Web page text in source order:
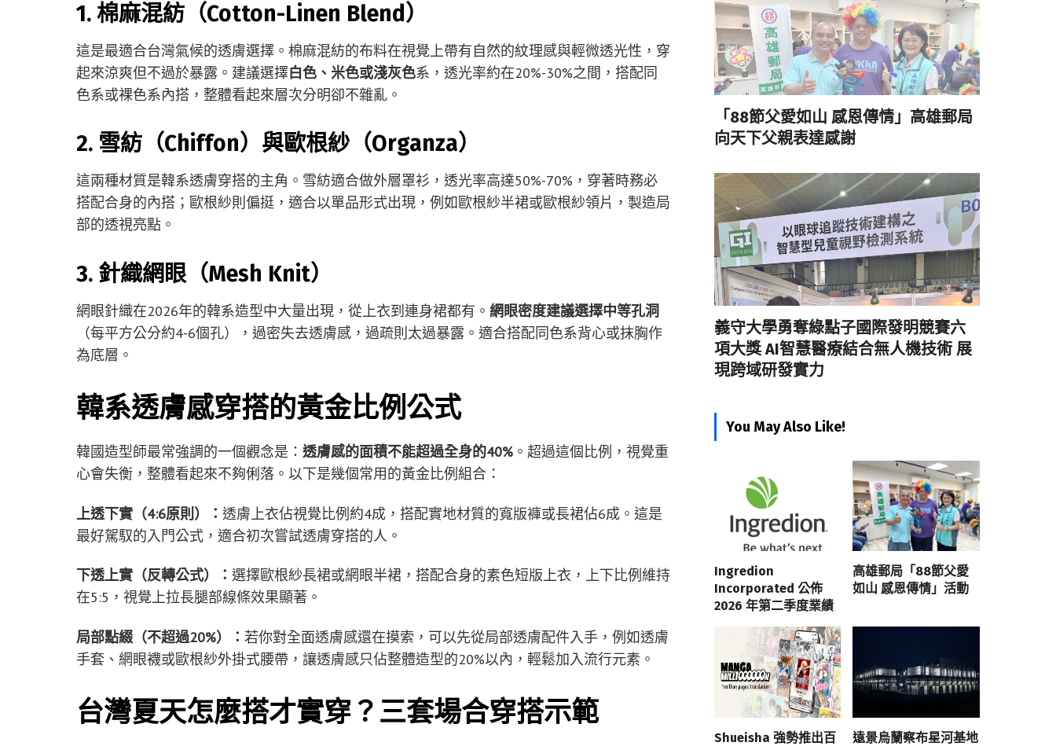
1. 棉麻混紡（Cotton-Linen Blend）
這是最適合台灣氣候的透膚選擇。棉麻混紡的布料在視覺上帶有自然的紋理感與輕微透光性，穿
起來涼爽但不過於暴露。建議選擇白色、米色或淺灰色系，透光率約在20%-30%之間，搭配同
色系或裸色系內搭，整體看起來層次分明卻不雜亂。
2. 雪紡（Chiffon）與歐根紗（Organza）
這兩種材質是韓系透膚穿搭的主角。雪紡適合做外層罩衫，透光率高達50%-70%，穿著時務必
搭配合身的內搭；歐根紗則偏挺，適合以單品形式出現，例如歐根紗半裙或歐根紗領片，製造局
部的透視亮點。
3. 針織網眼（Mesh Knit）
網眼針織在2026年的韓系造型中大量出現，從上衣到連身裙都有。 網眼密度建議選擇中等孔洞
（每平方公分約4-6個孔），過密失去透膚感，過疏則太過暴露。適合搭配同色系背心或抹胸作
為底層。
韓系透膚感穿搭的黃金比例公式
韓國造型師最常強調的一個觀念是： 透膚感的面積不能超過全身的40% 。超過這個比例，視覺重
心會失衡，整體看起來不夠俐落。以下是幾個常用的黃金比例組合：
上透下實（4:6原則）： 透膚上衣佔視覺比例約4成，搭配實地材質的寬版褲或長裙佔6成。這是
最好駕馭的入門公式，適合初次嘗試透膚穿搭的人。
下透上實（反轉公式）： 選擇歐根紗長裙或網眼半裙，搭配合身的素色短版上衣，上下比例維持
在5:5，視覺上拉長腿部線條效果顯著。
局部點綴（不超過20%）： 若你對全面透膚感還在摸索，可以先從局部透膚配件入手，例如透膚
手套、網眼襪或歐根紗外掛式腰帶，讓透膚感只佔整體造型的20%以內，輕鬆加入流行元素。
台灣夏天怎麼搭才實穿？三套場合穿搭示範
「88節父愛如山 感恩傳情」高雄郵局
向天下父親表達感謝
義守大學勇奪綠點子國際發明競賽六
項大獎 AI智慧醫療結合無人機技術 展
現跨域研發實力
You May Also Like!
Ingredion
Incorporated 公佈
2026 年第二季度業績
高雄郵局「88節父愛
如山 感恩傳情」活動
Shueisha 強勢推出百
遠景烏蘭察布星河基地